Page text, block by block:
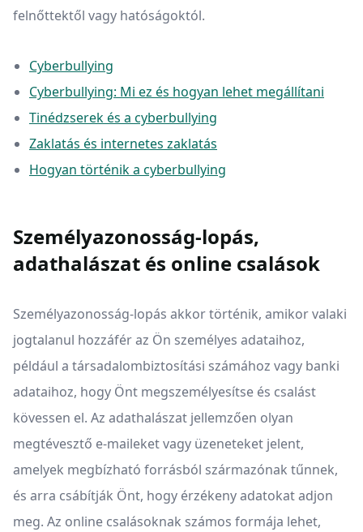
felnőttektől vagy hatóságoktól.
Cyberbullying
Cyberbullying: Mi ez és hogyan lehet megállítani
Tinédzserek és a cyberbullying
Zaklatás és internetes zaklatás
Hogyan történik a cyberbullying
Személyazonosság-lopás,
adathalászat és online csalások
Személyazonosság-lopás akkor történik, amikor valaki
jogtalanul hozzáfér az Ön személyes adataihoz,
például a társadalombiztosítási számához vagy banki
adataihoz, hogy Önt megszemélyesítse és csalást
kövessen el. Az adathalászat jellemzően olyan
megtévesztő e-maileket vagy üzeneteket jelent,
amelyek megbízható forrásból származónak tűnnek,
és arra csábítják Önt, hogy érzékeny adatokat adjon
meg. Az online csalásoknak számos formája lehet,